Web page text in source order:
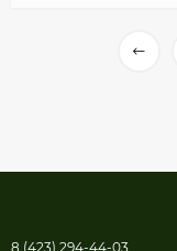
8 (423) 294-44-03